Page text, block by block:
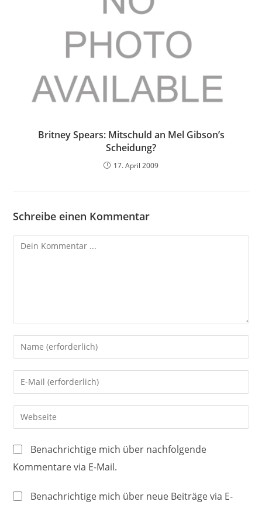
Britney Spears: Mitschuld an Mel Gibson’s
Scheidung?
17. April 2009
Schreibe einen Kommentar
Kommentieren
Gib
deinen
Namen
oder
zum
ein
Gib
deine
E-
Mail-
zum
Kommentieren
Gib
deine
Website-
URL
ein
Benachrichtige mich über nachfolgende
Kommentare via E-Mail.
Benachrichtige mich über neue Beiträge via E-